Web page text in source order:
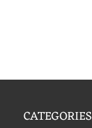
CATEGORIES